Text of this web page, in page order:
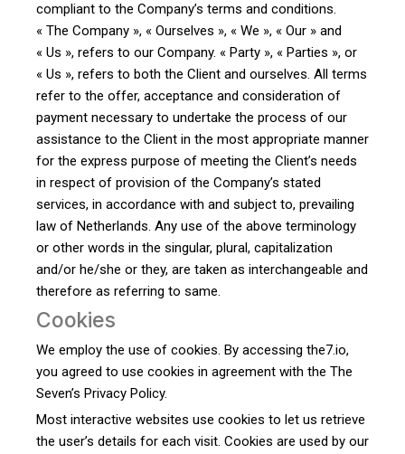
compliant to the Company’s terms and conditions.
« The Company », « Ourselves », « We », « Our » and
« Us », refers to our Company. « Party », « Parties », or
« Us », refers to both the Client and ourselves. All terms
refer to the offer, acceptance and consideration of
payment necessary to undertake the process of our
assistance to the Client in the most appropriate manner
for the express purpose of meeting the Client’s needs
in respect of provision of the Company’s stated
services, in accordance with and subject to, prevailing
law of Netherlands. Any use of the above terminology
or other words in the singular, plural, capitalization
and/or he/she or they, are taken as interchangeable and
therefore as referring to same.
Cookies
We employ the use of cookies. By accessing the7.io,
you agreed to use cookies in agreement with the The
Seven’s Privacy Policy.
Most interactive websites use cookies to let us retrieve
the user’s details for each visit. Cookies are used by our